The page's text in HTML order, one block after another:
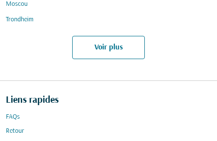
Moscou
Trondheim
Voir plus
Liens rapides
FAQs
Retour